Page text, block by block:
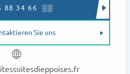
88 34 66 ▒▒
Sie uns